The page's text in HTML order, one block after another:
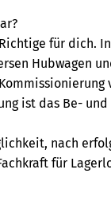
für dich.
Hubwagen
ist das Be-
nach
für